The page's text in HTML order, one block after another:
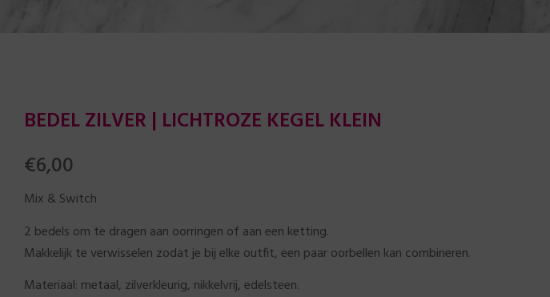
BEDEL ZILVER | LICHTROZE KEGEL KLEIN
€6,00
Mix & Switch
2 bedels om te dragen aan oorringen of aan een ketting.
Makkelijk te verwisselen zodat je bij elke outfit, een paar oorbellen kan combineren.
Materiaal: metaal, zilverkleurig, nikkelvrij, edelsteen.